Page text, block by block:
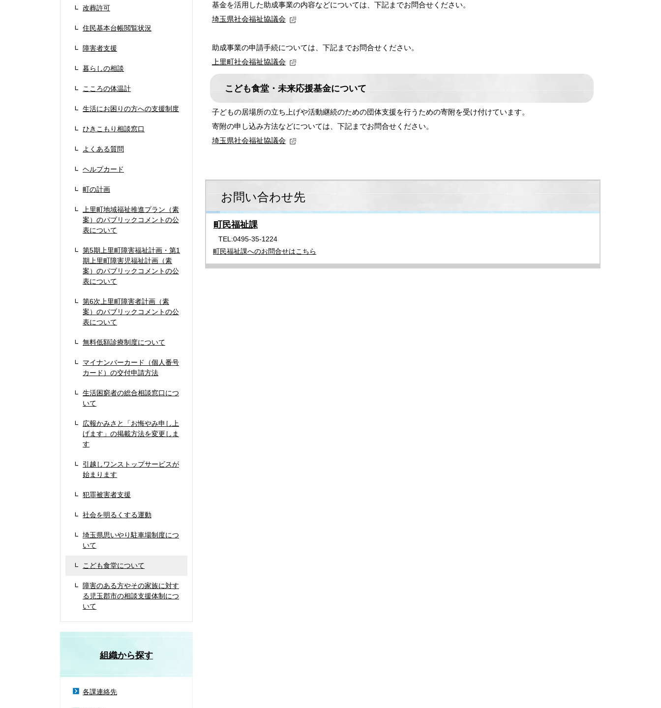
改葬許可
住民基本台帳閲覧状況
障害者支援
暮らしの相談
こころの体温計
生活にお困りの方への支援制度
ひきこもり相談窓口
よくある質問
ヘルプカード
町の計画
上里町地域福祉推進プラン（素
案）のパブリックコメントの公
表について
第5期上里町障害福祉計画・第1
期上里町障害児福祉計画（素
案）のパブリックコメントの公
表について
第6次上里町障害者計画（素
案）のパブリックコメントの公
表について
無料低額診療制度について
マイナンバーカード（個人番号
カード）の交付申請方法
生活困窮者の総合相談窓口につ
いて
広報かみさと「お悔やみ申し上
げます」の掲載方法を変更しま
す
引越しワンストップサービスが
始まります
犯罪被害者支援
社会を明るくする運動
埼玉県思いやり駐車場制度につ
いて
こども食堂について
障害のある方やその家族に対す
る児玉郡市の相談支援体制につ
いて
組織から探す
各課連絡先
基金を活用した助成事業の内容などについては、下記までお問合せください。
埼玉県社会福祉協議会
助成事業の申請手続については、下記までお問合せください。
上里町社会福祉協議会
こども食堂・未来応援基金について
子どもの居場所の立ち上げや活動継続のための団体支援を行うための寄附を受け付けています。
寄附の申し込み方法などについては、下記までお問合せください。
埼玉県社会福祉協議会
お問い合わせ先
町民福祉課
TEL:0495-35-1224
町民福祉課へのお問合せはこちら